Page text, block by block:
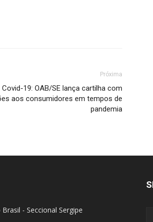
Próxima
Covid-19: OAB/SE lança cartilha com
aos consumidores em tempos de
pandemia
- Seccional Sergipe